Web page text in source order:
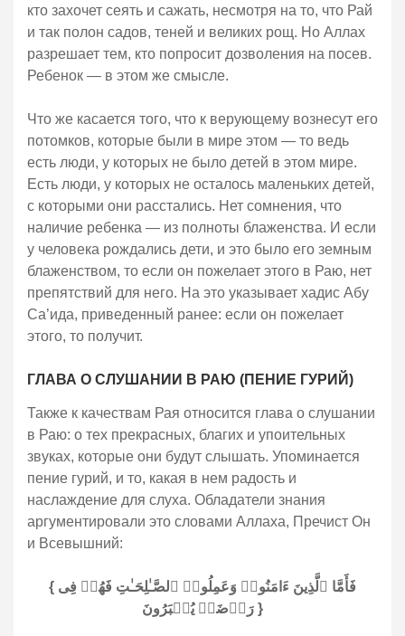
кто захочет сеять и сажать, несмотря на то, что Рай
и так полон садов, теней и великих рощ. Но Аллах
разрешает тем, кто попросит дозволения на посев.
Ребенок — в этом же смысле.
Что же касается того, что к верующему вознесут его
потомков, которые были в мире этом — то ведь
есть люди, у которых не было детей в этом мире.
Есть люди, у которых не осталось маленьких детей,
с которыми они расстались. Нет сомнения, что
наличие ребенка — из полноты блаженства. И если
у человека рождались дети, и это было его земным
блаженством, то если он пожелает этого в Раю, нет
препятствий для него. На это указывает хадис Абу
Са’ида, приведенный ранее: если он пожелает
этого, то получит.
ГЛАВА О СЛУШАНИИ В РАЮ (ПЕНИЕ ГУРИЙ)
Также к качествам Рая относится глава о слушании
в Раю: о тех прекрасных, благих и упоительных
звуках, которые они будут слышать. Упоминается
пение гурий, и то, какая в нем радость и
наслаждение для слуха. Обладатели знания
аргументировали это словами Аллаха, Пречист Он
и Всевышний:
{ فَأَمَّا ٱلَّذِینَ ءَامَنُوا۟ وَعَمِلُوا۟ ٱلصَّـٰلِحَـٰتِ فَهُمۡ فِی
رَوۡضَةࣲ یُحۡبَرُونَ }